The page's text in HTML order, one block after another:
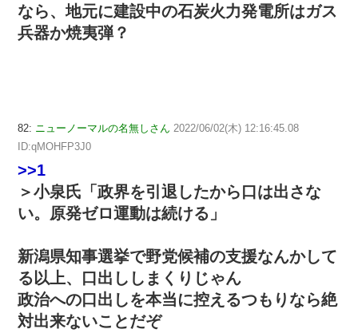
なら、地元に建設中の石炭火力発電所はガス
兵器か焼夷弾？
82: ニューノーマルの名無しさん 2022/06/02(木) 12:16:45.08
ID:qMOHFP3J0
>>1
＞小泉氏「政界を引退したから口は出さな
い。原発ゼロ運動は続ける」
新潟県知事選挙で野党候補の支援なんかして
る以上、口出ししまくりじゃん
政治への口出しを本当に控えるつもりなら絶
対出来ないことだぞ